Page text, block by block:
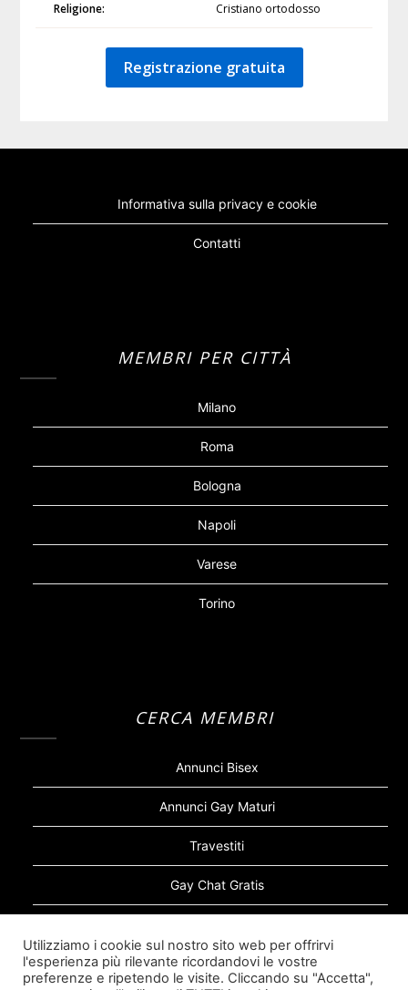
Religione: Cristiano ortodosso
Registrazione gratuita
Informativa sulla privacy e cookie
Contatti
MEMBRI PER CITTÀ
Milano
Roma
Bologna
Napoli
Varese
Torino
CERCA MEMBRI
Annunci Bisex
Annunci Gay Maturi
Travestiti
Gay Chat Gratis
Sugar Daddy Gay
Utilizziamo i cookie sul nostro sito web per offrirvi
l'esperienza più rilevante ricordandovi le vostre
preferenze e ripetendo le visite. Cliccando su "Accetta",